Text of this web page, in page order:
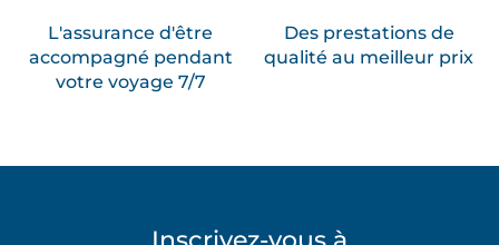
L'assurance d'être
accompagné pendant
votre voyage 7/7
Des prestations de
qualité au meilleur prix